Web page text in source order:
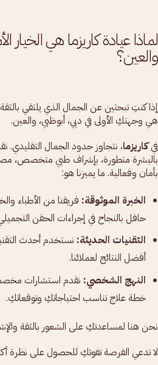
لماذا عيادة كاريزما هي الخيار
والعين؟
إذا كنتِ تبحثين عن الجمال الذي يلتقي
هي وجهتكِ الأولى في دبي، أبوظبي، والعين.
فيكاريزما، نتجاوز حدود الجمال
بالبشرة متطورة، بإشراف طبي متخصص،
بأمان وفعالية. ما يميزنا هو:
الخبرة الموثوقة: فريقنا من الأطباء
حافل بالنجاح في إجراءات الحقن
التقنيات الحديثة: نستخدم أحدث
أفضل النتائج لعملائنا.
النهج الشخصي: نقدم استشارات
خطة علاج تناسب احتياجاتكِ وتوقعاتكِ.
نحن هنا لمساعدتكِ على الشعور بالثقة
لا تدعي الفرصة تفوتكِ للحصول على نظرة